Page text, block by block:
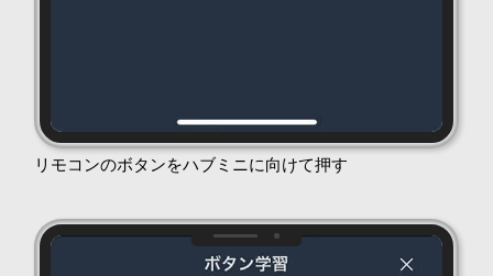
リモコンのボタンをハブミニに向けて押す